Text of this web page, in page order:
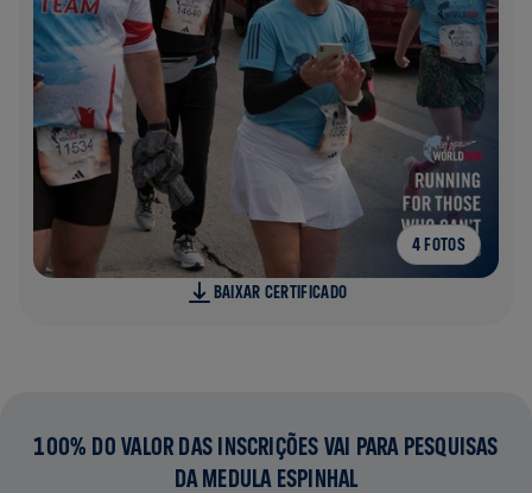
4 FOTOS
BAIXAR CERTIFICADO
100% DO VALOR DAS INSCRIÇÕES VAI PARA PESQUISAS
DA MEDULA ESPINHAL